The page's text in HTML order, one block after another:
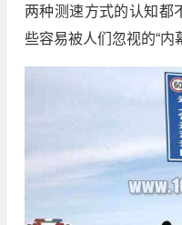
两种测速方式的认知都
些容易被人们忽视的“内